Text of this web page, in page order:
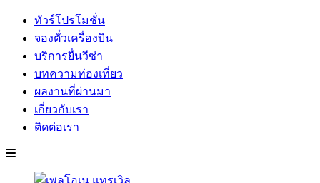
ทัวร์โปรโมชั่น
จองตั๋วเครื่องบิน
บริการยื่นวีซ่า
บทความท่องเที่ยว
ผลงานที่ผ่านมา
เกี่ยวกับเรา
ติดต่อเรา